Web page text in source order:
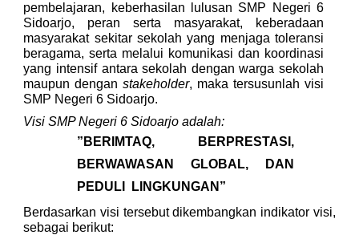
pembelajaran, keberhasilan lulusan SMP Negeri 6
Sidoarjo, peran serta masyarakat, keberadaan
masyarakat sekitar sekolah yang menjaga toleransi
beragama, serta melalui komunikasi dan koordinasi
yang intensif antara sekolah dengan warga sekolah
maupun denganstakeholder, maka tersusunlah visi
SMP Negeri 6 Sidoarjo.
Visi SMP Negeri 6 Sidoarjo adalah:
”BERIMTAQ, BERPRESTASI,
BERWAWASAN GLOBAL, DAN
PEDULI LINGKUNGAN”
Berdasarkan visi tersebut dikembangkan indikator visi,
sebagai berikut: